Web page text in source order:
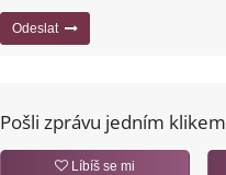
Odeslat
Pošli zprávu jedním klikem
Líbíš se mi